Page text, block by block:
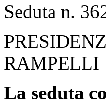
Seduta n.
RAMPELLI
La seduta